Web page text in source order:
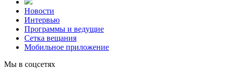
Новости
Интервью
Программы и ведущие
Сетка вещания
Мобильное приложение
Мы в соцсетях